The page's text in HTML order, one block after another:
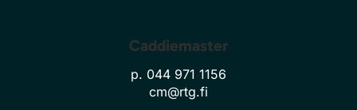
Caddiemaster
p. 044 971 1156
cm@rtg.fi